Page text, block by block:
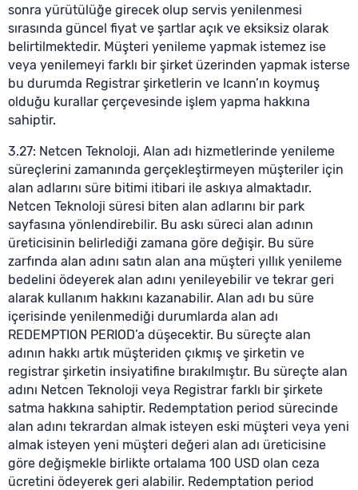
sonra yürütülüğe girecek olup servis yenilenmesi
sırasında güncel fiyat ve şartlar açık ve eksiksiz olarak
belirtilmektedir. Müşteri yenileme yapmak istemez ise
veya yenilemeyi farklı bir şirket üzerinden yapmak isterse
bu durumda Registrar şirketlerin ve Icann’ın koymuş
olduğu kurallar çerçevesinde işlem yapma hakkına
sahiptir.
3.27: Netcen Teknoloji, Alan adı hizmetlerinde yenileme
süreçlerini zamanında gerçekleştirmeyen müşteriler için
alan adlarını süre bitimi itibari ile askıya almaktadır.
Netcen Teknoloji süresi biten alan adlarını bir park
sayfasına yönlendirebilir. Bu askı süreci alan adının
üreticisinin belirlediği zamana göre değişir. Bu süre
zarfında alan adını satın alan ana müşteri yıllık yenileme
bedelini ödeyerek alan adını yenileyebilir ve tekrar geri
alarak kullanım hakkını kazanabilir. Alan adı bu süre
içerisinde yenilenmediği durumlarda alan adı
REDEMPTION PERIOD’a düşecektir. Bu süreçte alan
adının hakkı artık müşteriden çıkmış ve şirketin ve
registrar şirketin insiyatifine bırakılmıştır. Bu süreçte alan
adını Netcen Teknoloji veya Registrar farklı bir şirkete
satma hakkına sahiptir. Redemptation period sürecinde
alan adını tekrardan almak isteyen eski müşteri veya yeni
almak isteyen yeni müşteri değeri alan adı üreticisine
göre değişmekle birlikte ortalama 100 USD olan ceza
ücretini ödeyerek geri alabilir. Redemptation period